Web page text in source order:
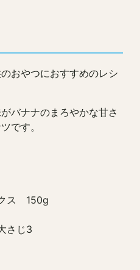
おやつにおすすめのレシ
バナナのまろやかな甘さ
です。
ス 150g
さじ3